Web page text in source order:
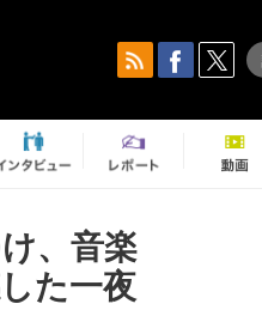
、音楽
た一夜